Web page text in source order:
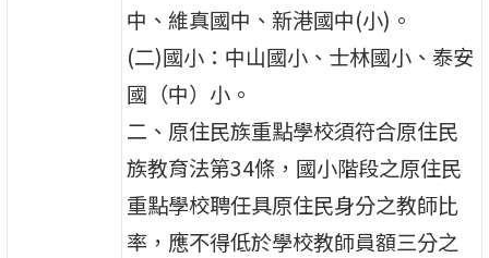
中、維真國中、新港國中(小)。
(二)國小：中山國小、士林國小、泰安
國（中）小。
二、原住民族重點學校須符合原住民
族教育法第34條，國小階段之原住民
重點學校聘任具原住民身分之教師比
率，應不得低於學校教師員額三分之